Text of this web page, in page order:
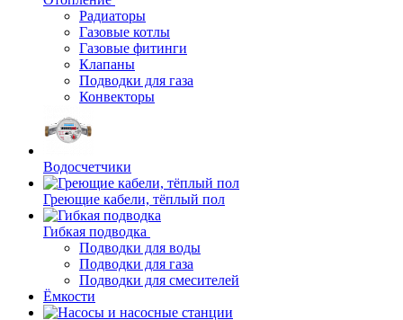
Радиаторы
Газовые котлы
Газовые фитинги
Клапаны
Подводки для газа
Конвекторы
Водосчетчики
Греющие кабели, тёплый пол
Гибкая подводка
Подводки для воды
Подводки для газа
Подводки для смесителей
Ёмкости